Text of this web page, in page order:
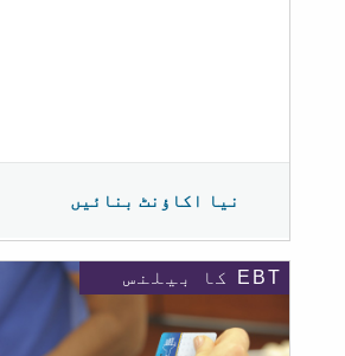
نیا اکاؤنٹ بنائیں
EBT کا بیلنس